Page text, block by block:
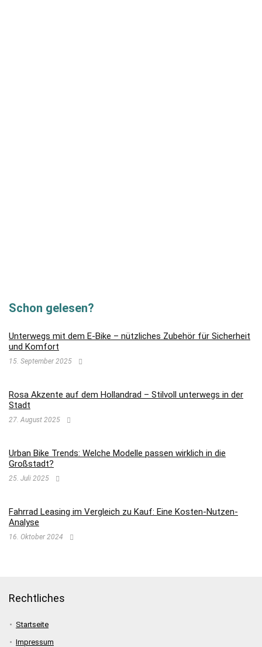
Schon gelesen?
Unterwegs mit dem E-Bike – nützliches Zubehör für Sicherheit
und Komfort
15. September 2025
Rosa Akzente auf dem Hollandrad – Stilvoll unterwegs in der
Stadt
27. August 2025
Urban Bike Trends: Welche Modelle passen wirklich in die
Großstadt?
25. Juli 2025
Fahrrad Leasing im Vergleich zu Kauf: Eine Kosten-Nutzen-
Analyse
16. Oktober 2024
Rechtliches
Startseite
Impressum